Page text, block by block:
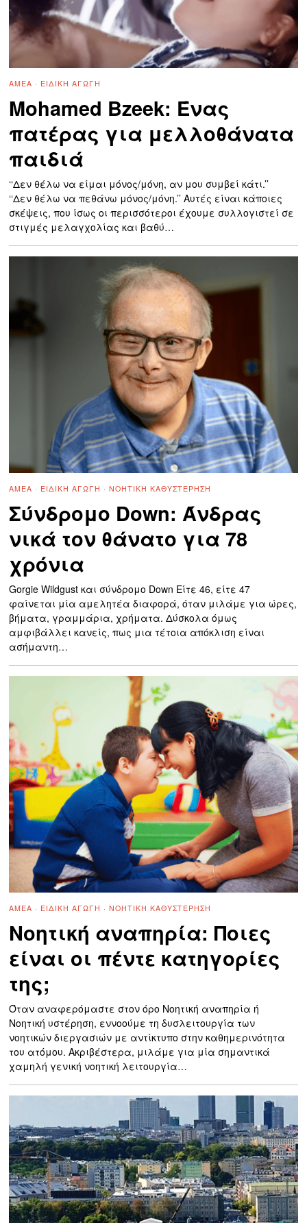
ΑΜΕΑ · ΕΙΔΙΚΉ ΑΓΩΓΉ
Mohamed Bzeek: Ένας
πατέρας για μελλοθάνατα
παιδιά
‘‘Δεν θέλω να είμαι μόνος/μόνη, αν μου συμβεί κάτι.’’
‘‘Δεν θέλω να πεθάνω μόνος/μόνη.’’ Αυτές είναι κάποιες
σκέψεις, που ίσως οι περισσότεροι έχουμε συλλογιστεί σε
στιγμές μελαγχολίας και βαθύ…
ΑΜΕΑ · ΕΙΔΙΚΉ ΑΓΩΓΉ · ΝΟΗΤΙΚΉ ΚΑΘΥΣΤΈΡΗΣΗ
Σύνδρομο Down: Άνδρας
νικά τον θάνατο για 78
χρόνια
Gorgie Wildgust και σύνδρομο Down Είτε 46, είτε 47
φαίνεται μία αμελητέα διαφορά, όταν μιλάμε για ώρες,
βήματα, γραμμάρια, χρήματα. Δύσκολα όμως
αμφιβάλλει κανείς, πως μια τέτοια απόκλιση είναι
ασήμαντη…
ΑΜΕΑ · ΕΙΔΙΚΉ ΑΓΩΓΉ · ΝΟΗΤΙΚΉ ΚΑΘΥΣΤΈΡΗΣΗ
Νοητική αναπηρία: Ποιες
είναι οι πέντε κατηγορίες
της;
Όταν αναφερόμαστε στον όρο Νοητική αναπηρία ή
Νοητική υστέρηση, εννοούμε τη δυσλειτουργία των
νοητικών διεργασιών με αντίκτυπο στην καθημερινότητα
του ατόμου. Ακριβέστερα, μιλάμε για μία σημαντικά
χαμηλή γενική νοητική λειτουργία…